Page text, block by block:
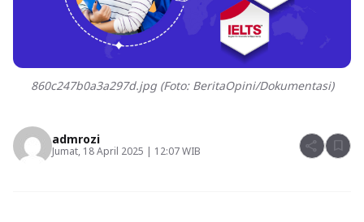
860c247b0a3a297d.jpg (Foto: BeritaOpini/Dokumentasi)
admrozi
Jumat, 18 April 2025 | 12:07 WIB share bookmark